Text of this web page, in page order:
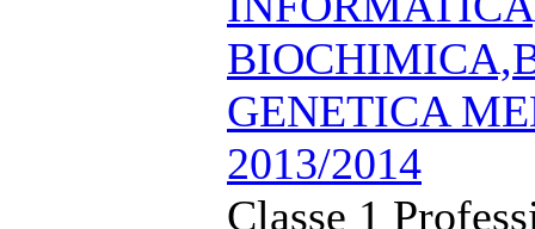
GENETICA
2013/2014
Classe 1